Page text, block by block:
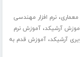
معماری،نرم افزار مهندسی
آرشیکد،آموزش نرم
آرشیکد،آموزش قدم به